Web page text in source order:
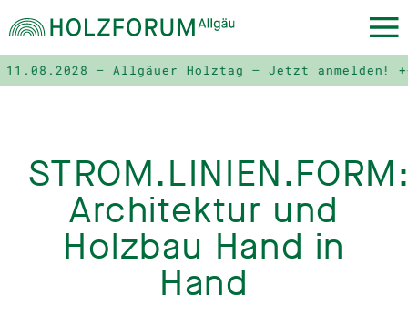
– Allgäuer Holztag – Jetzt anmelden! ++++
Architektur und
Holzbau Hand in
Hand